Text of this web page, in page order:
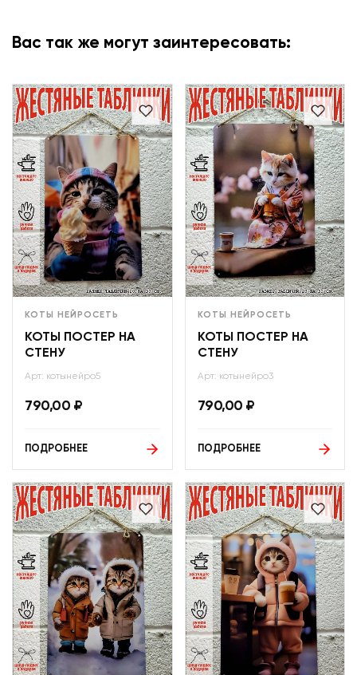
Вас так же могут заинтересовать:
КОТЫ НЕЙРОСЕТЬ
КОТЫ ПОСТЕР НА
СТЕНУ
Арт: котынейро5
790,00 ₽
ПОДРОБНЕЕ
КОТЫ НЕЙРОСЕТЬ
КОТЫ ПОСТЕР НА
СТЕНУ
Арт: котынейро3
790,00 ₽
ПОДРОБНЕЕ